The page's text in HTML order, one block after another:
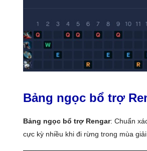
Bảng ngọc bổ trợ
Bảng ngọc bổ trợ Rengar: Chuẩn
cực kỳ nhiều khi đi rừng trong mùa giải